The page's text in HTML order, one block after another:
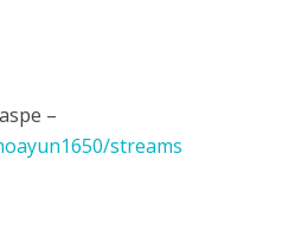
–
streams